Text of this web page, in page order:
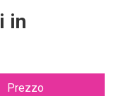
in
Prezzo